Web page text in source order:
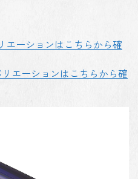
エーションはこちらから確
エーションはこちらから確